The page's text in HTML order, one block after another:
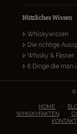
Nützliches Wissen
Whiskywissen
Die richtige
Whisky & Fässer
6 Dinge die man
©
HOME
WHISKYFAKTEN
KONTAKT